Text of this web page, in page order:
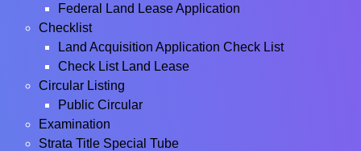
Federal Land Lease Application
Checklist
Land Acquisition Application Check List
Check List Land Lease
Circular Listing
Public Circular
Examination
Strata Title Special Tube